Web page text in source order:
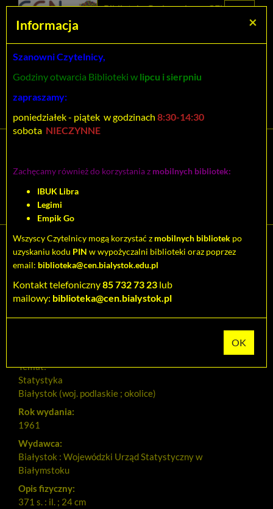
główne
główna
Prolib
główna
Biblioteka Pedagogiczna CEN
Menu
Województwa
Białostockiego 1961
Cytuj
Dodaj na Twoją półkę
Szczegóły MARC 21
Rocznik Statystyczny Województwa Białostockiego 1961
Temat:
Statystyka
Białystok (woj. podlaskie ; okolice)
Rok wydania:
1961
Wydawca:
Białystok : Wojewódzki Urząd Statystyczny w
Białymstoku
Opis fizyczny:
371 s. : il. ; 24 cm
×
Informacja
Szanowni Czytelnicy,
Godziny otwarcia Biblioteki w lipcu i sierpniu
zapraszamy:
poniedziałek - piątek w godzinach 8:30-14:30
sobota NIECZYNNE
Zachęcamy również do korzystania z mobilnych bibliotek:
IBUK Libra
Legimi
Empik Go
Wszyscy Czytelnicy mogą korzystać z mobilnych bibliotek po
uzyskaniu kodu PIN w wypożyczalni biblioteki oraz poprzez
email: biblioteka@cen.bialystok.edu.pl
Kontakt telefoniczny85 732 73 23 lub
mailowy: biblioteka@cen.bialystok.pl